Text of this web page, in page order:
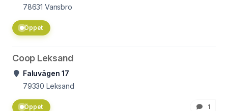
78631 Vansbro
Öppet
Coop Leksand
Faluvägen 17
79330 Leksand
Öppet 1